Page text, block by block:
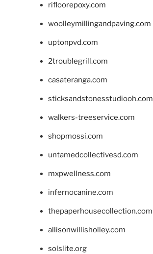
rifloorepoxy.com
woolleymillingandpaving.com
uptonpvd.com
2troublegrill.com
casateranga.com
sticksandstonesstudiooh.com
walkers-treeservice.com
shopmossi.com
untamedcollectivesd.com
mxpwellness.com
infernocanine.com
thepaperhousecollection.com
allisonwillisholley.com
solslite.org